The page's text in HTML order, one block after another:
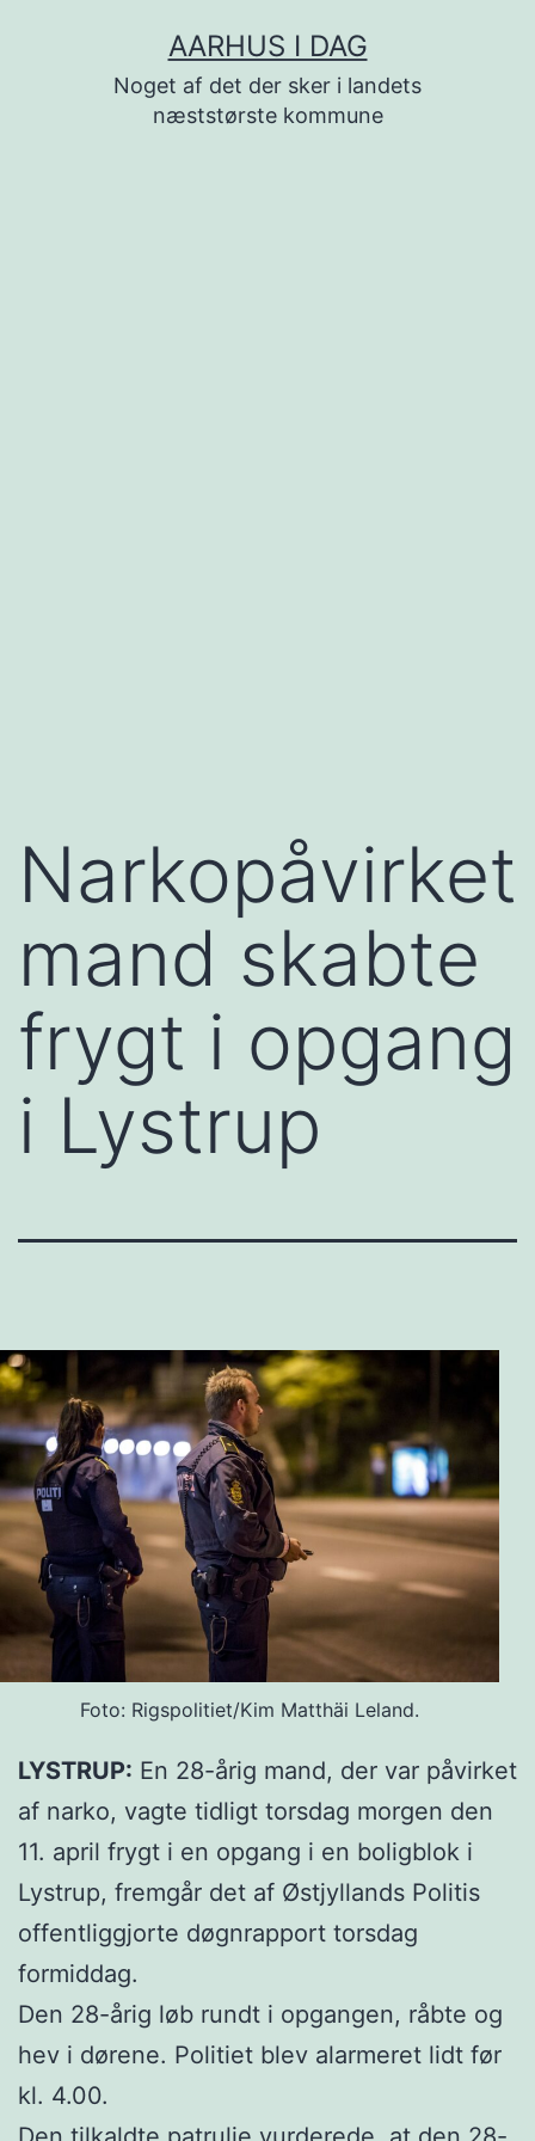
AARHUS I DAG
Noget af det der sker i landets
næststørste kommune
Narkopåvirket
mand skabte
frygt i opgang
i Lystrup
Foto: Rigspolitiet/Kim Matthäi Leland.
LYSTRUP: En 28-årig mand, der var påvirket
af narko, vagte tidligt torsdag morgen den
11. april frygt i en opgang i en boligblok i
Lystrup, fremgår det af Østjyllands Politis
offentliggjorte døgnrapport torsdag
formiddag.
Den 28-årig løb rundt i opgangen, råbte og
hev i dørene. Politiet blev alarmeret lidt før
kl. 4.00.